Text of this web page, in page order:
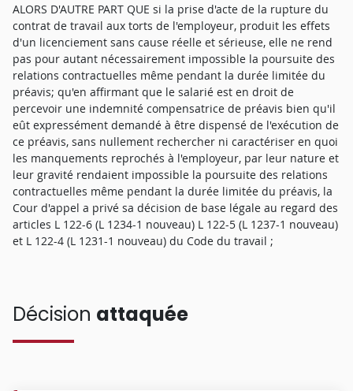
ALORS D'AUTRE PART QUE si la prise d'acte de la rupture du
contrat de travail aux torts de l'employeur, produit les effets
d'un licenciement sans cause réelle et sérieuse, elle ne rend
pas pour autant nécessairement impossible la poursuite des
relations contractuelles même pendant la durée limitée du
préavis; qu'en affirmant que le salarié est en droit de
percevoir une indemnité compensatrice de préavis bien qu'il
eût expressément demandé à être dispensé de l'exécution de
ce préavis, sans nullement rechercher ni caractériser en quoi
les manquements reprochés à l'employeur, par leur nature et
leur gravité rendaient impossible la poursuite des relations
contractuelles même pendant la durée limitée du préavis, la
Cour d'appel a privé sa décision de base légale au regard des
articles L 122-6 (L 1234-1 nouveau) L 122-5 (L 1237-1 nouveau)
et L 122-4 (L 1231-1 nouveau) du Code du travail ;
Décision attaquée